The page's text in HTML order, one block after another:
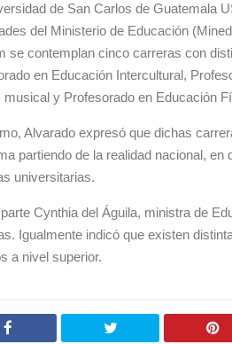
de San Carlos de Guatemala
del Ministerio de Educación
se contemplan cinco carreras con
en Educación Intercultural,
musical y Profesorado en Educación
Alvarado expresó que dichas
partiendo de la realidad nacional,
universitarias.
Cynthia del Águila, ministra de
Igualmente indicó que existen
a nivel superior.